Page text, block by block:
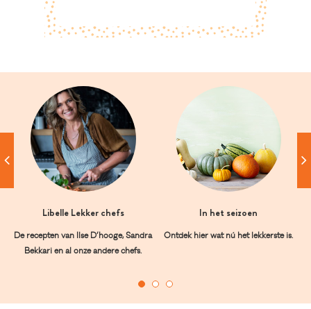
Libelle Lekker chefs
De recepten van Ilse D’hooge, Sandra
Bekkari en al onze andere chefs.
In het seizoen
Ontdek hier wat nú het lekkerste is.